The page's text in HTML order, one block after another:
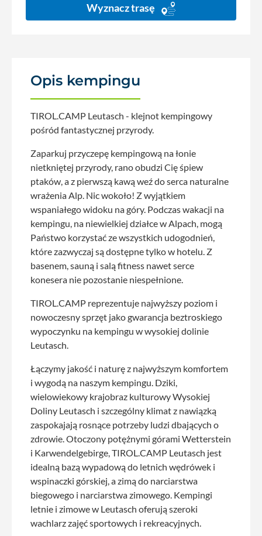
Wyznacz trasę
Opis kempingu
TIROL.CAMP Leutasch - klejnot kempingowy
pośród fantastycznej przyrody.
Zaparkuj przyczepę kempingową na łonie
nietkniętej przyrody, rano obudzi Cię śpiew
ptaków, a z pierwszą kawą weź do serca naturalne
wrażenia Alp. Nic wokoło! Z wyjątkiem
wspaniałego widoku na góry. Podczas wakacji na
kempingu, na niewielkiej działce w Alpach, mogą
Państwo korzystać ze wszystkich udogodnień,
które zazwyczaj są dostępne tylko w hotelu. Z
basenem, sauną i salą fitness nawet serce
konesera nie pozostanie niespełnione.
TIROL.CAMP reprezentuje najwyższy poziom i
nowoczesny sprzęt jako gwarancja beztroskiego
wypoczynku na kempingu w wysokiej dolinie
Leutasch.
Łączymy jakość i naturę z najwyższym komfortem
i wygodą na naszym kempingu. Dziki,
wielowiekowy krajobraz kulturowy Wysokiej
Doliny Leutasch i szczególny klimat z nawiązką
zaspokajają rosnące potrzeby ludzi dbających o
zdrowie. Otoczony potężnymi górami Wetterstein
i Karwendelgebirge, TIROL.CAMP Leutasch jest
idealną bazą wypadową do letnich wędrówek i
wspinaczki górskiej, a zimą do narciarstwa
biegowego i narciarstwa zimowego. Kempingi
letnie i zimowe w Leutasch oferują szeroki
wachlarz zajęć sportowych i rekreacyjnych.